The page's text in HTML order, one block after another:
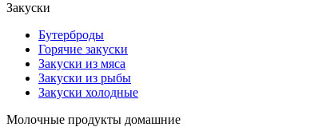
Закуски
Бутерброды
Горячие закуски
Закуски из мяса
Закуски из рыбы
Закуски холодные
Молочные продукты домашние